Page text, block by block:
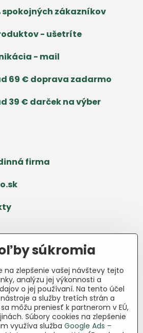
spokojných zákazníkov
- ušetríte
- mail
69 € doprava zadarmo
39 € darček na výber
firma
Instagram Blog
e-shop bez dotácií​.
súkromia
na zlepšenie vašej návštevy tejto
analýzu jej výkonnosti a
o jej používaní. Na tento účel
a služby tretích strán a
môžu preniesť k partnerom v EÚ,
Súbory cookies na zlepšenie
využíva služba Google Ads –